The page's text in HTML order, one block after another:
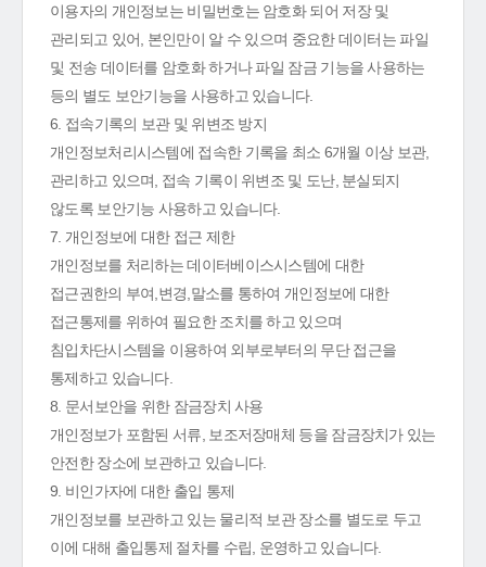
이용자의 개인정보는 비밀번호는 암호화 되어 저장 및
관리되고 있어, 본인만이 알 수 있으며 중요한 데이터는 파일
및 전송 데이터를 암호화 하거나 파일 잠금 기능을 사용하는
등의 별도 보안기능을 사용하고 있습니다.
6. 접속기록의 보관 및 위변조 방지
개인정보처리시스템에 접속한 기록을 최소 6개월 이상 보관,
관리하고 있으며, 접속 기록이 위변조 및 도난, 분실되지
않도록 보안기능 사용하고 있습니다.
7. 개인정보에 대한 접근 제한
개인정보를 처리하는 데이터베이스시스템에 대한
접근권한의 부여,변경,말소를 통하여 개인정보에 대한
접근통제를 위하여 필요한 조치를 하고 있으며
침입차단시스템을 이용하여 외부로부터의 무단 접근을
통제하고 있습니다.
8. 문서보안을 위한 잠금장치 사용
개인정보가 포함된 서류, 보조저장매체 등을 잠금장치가 있는
안전한 장소에 보관하고 있습니다.
9. 비인가자에 대한 출입 통제
개인정보를 보관하고 있는 물리적 보관 장소를 별도로 두고
이에 대해 출입통제 절차를 수립, 운영하고 있습니다.